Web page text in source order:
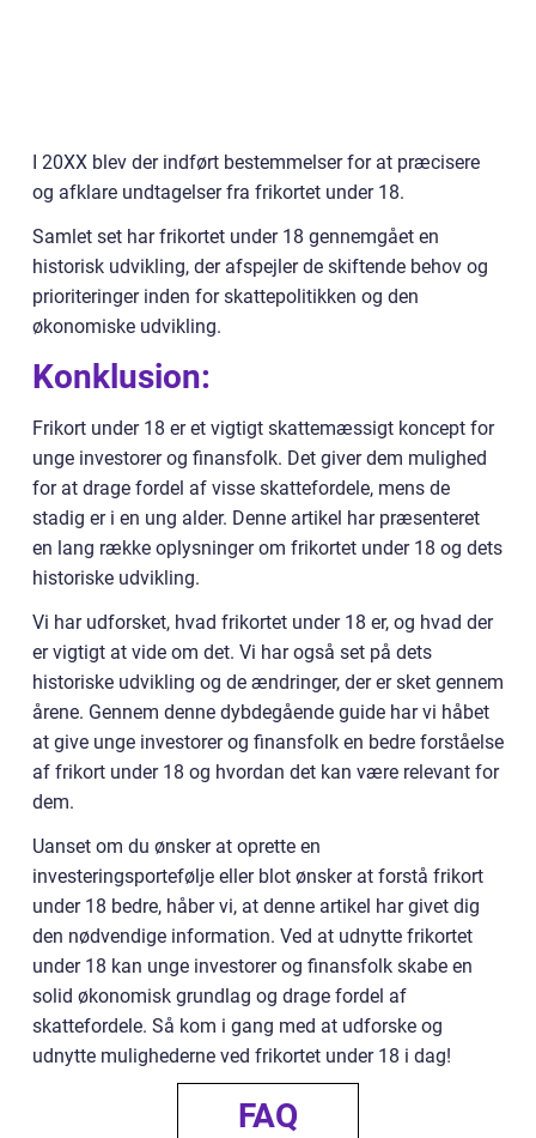
I 20XX blev der indført bestemmelser for at præcisere
og afklare undtagelser fra frikortet under 18.
Samlet set har frikortet under 18 gennemgået en
historisk udvikling, der afspejler de skiftende behov og
prioriteringer inden for skattepolitikken og den
økonomiske udvikling.
Konklusion:
Frikort under 18 er et vigtigt skattemæssigt koncept for
unge investorer og finansfolk. Det giver dem mulighed
for at drage fordel af visse skattefordele, mens de
stadig er i en ung alder. Denne artikel har præsenteret
en lang række oplysninger om frikortet under 18 og dets
historiske udvikling.
Vi har udforsket, hvad frikortet under 18 er, og hvad der
er vigtigt at vide om det. Vi har også set på dets
historiske udvikling og de ændringer, der er sket gennem
årene. Gennem denne dybdegående guide har vi håbet
at give unge investorer og finansfolk en bedre forståelse
af frikort under 18 og hvordan det kan være relevant for
dem.
Uanset om du ønsker at oprette en
investeringsportefølje eller blot ønsker at forstå frikort
under 18 bedre, håber vi, at denne artikel har givet dig
den nødvendige information. Ved at udnytte frikortet
under 18 kan unge investorer og finansfolk skabe en
solid økonomisk grundlag og drage fordel af
skattefordele. Så kom i gang med at udforske og
udnytte mulighederne ved frikortet under 18 i dag!
FAQ